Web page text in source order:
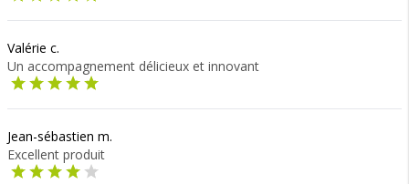
Valérie c.
Un accompagnement délicieux et innovant
Jean-sébastien m.
Excellent produit